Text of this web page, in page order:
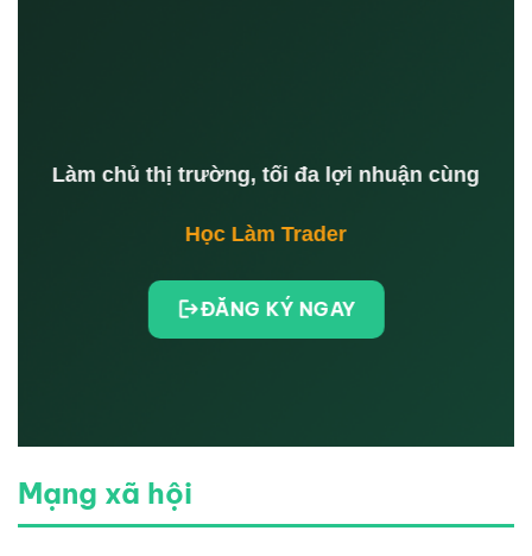
Làm chủ thị trường, tối đa lợi nhuận cùng
Học Làm Trader
ĐĂNG KÝ NGAY
Mạng xã hội